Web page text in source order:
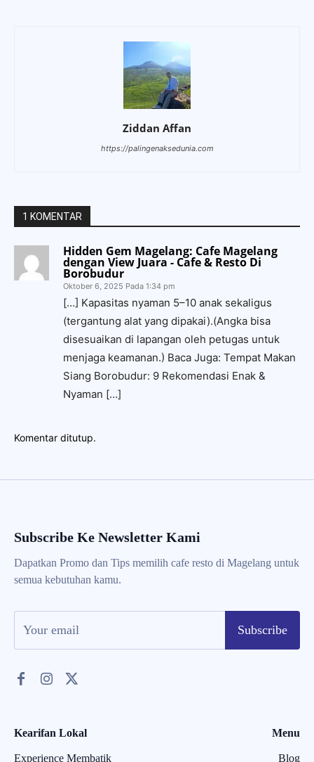
Ziddan Affan
https://palingenaksedunia.com
1 KOMENTAR
Hidden Gem Magelang: Cafe Magelang
dengan View Juara - Cafe & Resto Di
Borobudur
Oktober 6, 2025 Pada 1:34 pm
[…] Kapasitas nyaman 5–10 anak sekaligus
(tergantung alat yang dipakai).(Angka bisa
disesuaikan di lapangan oleh petugas untuk
menjaga keamanan.) Baca Juga: Tempat Makan
Siang Borobudur: 9 Rekomendasi Enak &
Nyaman […]
Komentar ditutup.
Subscribe Ke Newsletter Kami
Dapatkan Promo dan Tips memilih cafe resto di Magelang untuk
semua kebutuhan kamu.
Subscribe
Kearifan Lokal
Experience Membatik
Menu
Blog